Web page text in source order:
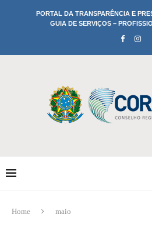
PORTAL DA TRANSPARÊNCIA E
GUIA DE SERVIÇOS –
Home maio